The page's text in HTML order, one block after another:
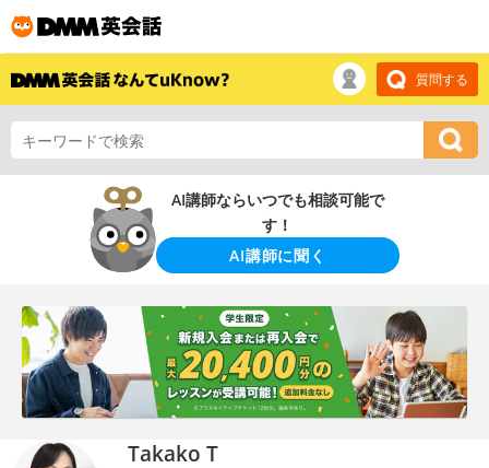
質問する
AI講師ならいつでも相談可能で
す！
AI講師に聞く
Takako T